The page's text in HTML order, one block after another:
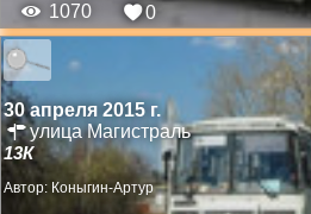
1070 0
30 апреля 2015 г.
улица Магистраль
13К
Автор: Коныгин-Артур